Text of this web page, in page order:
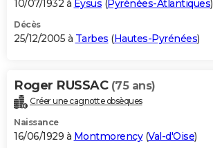
10/07/1932 à Eysus (Pyrénées-Atlantiques)
Décès
25/12/2005 à Tarbes (Hautes-Pyrénées)
Roger RUSSAC (75 ans)
Créer une cagnotte obsèques
Naissance
16/06/1929 à Montmorency(Val-d'Oise)